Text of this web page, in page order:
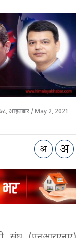
आइतबार / May 2, 2021